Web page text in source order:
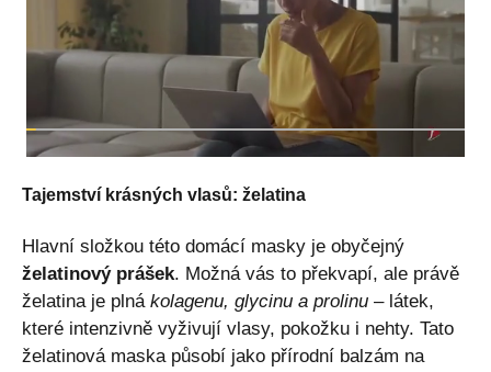
Tajemství krásných vlasů: želatina
Hlavní složkou této domácí masky je obyčejný
želatinový prášek. Možná vás to překvapí, ale právě
želatina je plná kolagenu, glycinu a prolinu – látek,
které intenzivně vyživují vlasy, pokožku i nehty. Tato
želatinová maska působí jako přírodní balzám na